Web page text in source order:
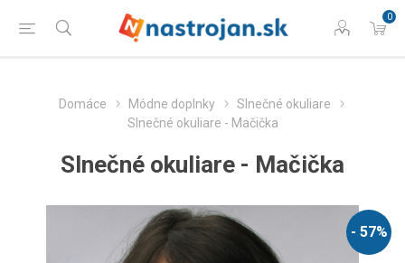
0
Domáce Módne doplnky
Slnečné okuliare
Slnečné okuliare - Mačička
Slnečné okuliare - Mačička
- 57%